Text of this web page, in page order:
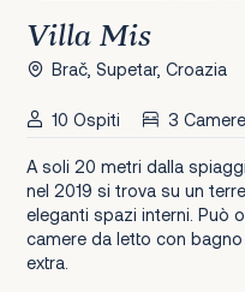
Villa Mis
Brač, Supetar, Croazia
10 Ospiti 3 Camere
A soli 20 metri dalla
nel 2019 si trova su un
eleganti spazi interni. Può
camere da letto con
extra.